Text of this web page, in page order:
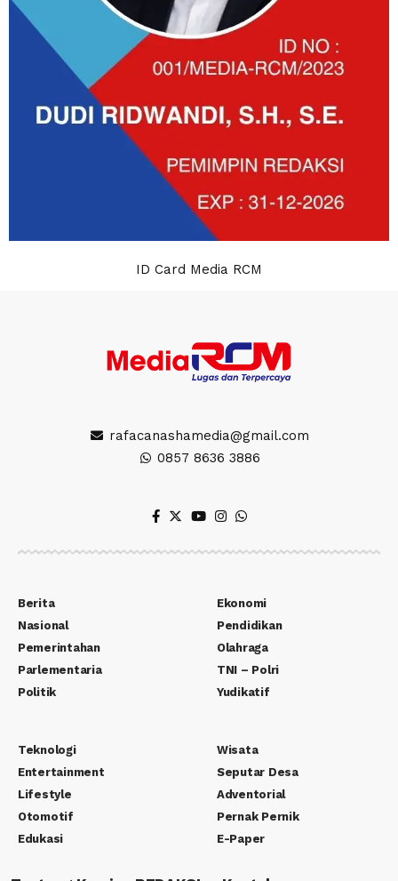
ID Card Media RCM
rafacanashamedia@gmail.com
0857 8636 3886
Berita
Nasional
Pemerintahan
Parlementaria
Politik
Ekonomi
Pendidikan
Olahraga
TNI – Polri
Yudikatif
Teknologi
Entertainment
Lifestyle
Otomotif
Edukasi
Wisata
Seputar Desa
Adventorial
Pernak Pernik
E-Paper